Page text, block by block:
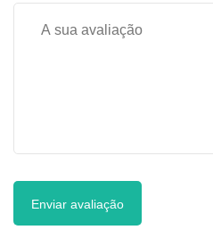
Enviar avaliação